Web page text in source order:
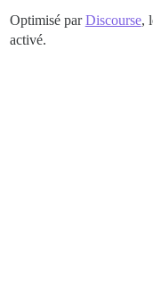
Optimisé parDiscourse,
activé.